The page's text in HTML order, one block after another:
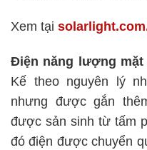
Xem tại
Điện năng lượng
Kế theo nguyên lý
nhưng được gắn
được sản sinh từ tấm
đó điện được chuyển